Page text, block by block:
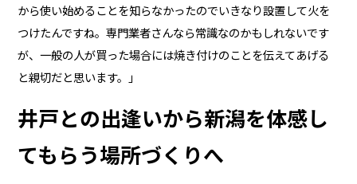
から使い始めることを知らなかったのでいきなり設置して火を
つけたんですね。専門業者さんなら常識なのかもしれないです
が、一般の人が買った場合には焼き付けのことを伝えてあげる
と親切だと思います。」
井戸との出逢いから新潟を体感し
てもらう場所づくりへ